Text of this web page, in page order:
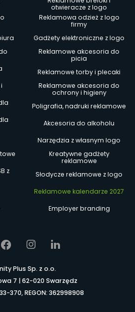
otwieracze z logo
Reklamowa odzież z logo
firmy
Gadżety elektroniczne z logo
Reklamowe akcesoria do
picia
Reklamowe torby i plecaki
Reklamowe akcesoria do
ochrony i higieny
Poligrafia, nadruki reklamowe
Akcesoria do alkoholu
Narzędzia z własnym logo
Kreatywne gadżety
reklamowe
z
Słodycze reklamowe z logo
Reklamowe kalendarze 2027
Employer branding
Plus Sp. z o.o.
7 | 62-020 Swarzędz
370, REGON: 362998908